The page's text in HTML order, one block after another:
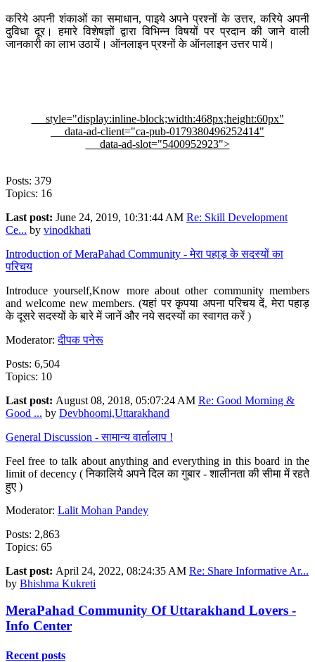
करिये अपनी शंकाओं का समाधान, पाइये अपने प्रश्नों के उत्तर, करिये अपनी
दुविधा दूर। हमारे विशेषज्ञों द्वारा विभिन्न विषयों पर प्रदान की जाने वाली
जानकारी का लाभ उठायें। ऑनलाइन प्रश्नों के ऑनलाइन उत्तर पायें।
style="display:inline-block;width:468px;height:60px"
data-ad-client="ca-pub-0179380496252414"
data-ad-slot="5400952923">
Posts: 379
Topics: 16
Last post: June 24, 2019, 10:31:44 AM Re: Skill Development
Ce... by vinodkhati
Introduction of MeraPahad Community - मेरा पहाड़ के सदस्यों का
परिचय
Introduce yourself,Know more about other community members
and welcome new members. (यहां पर कृपया अपना परिचय दें, मेरा पहाड़
के दूसरे सदस्यों के बारे में जानें और नये सदस्यों का स्वागत करें )
Moderator:दीपक पनेरू
Posts: 6,504
Topics: 10
Last post: August 08, 2018, 05:07:24 AM Re: Good Morning &
Good ... by Devbhoomi,Uttarakhand
General Discussion - सामान्य वार्तालाप !
Feel free to talk about anything and everything in this board in the
limit of decency ( निकालिये अपने दिल का गुबार - शालीनता की सीमा में रहते
हुए )
Moderator: Lalit Mohan Pandey
Posts: 2,863
Topics: 65
Last post: April 24, 2022, 08:24:35 AM Re: Share Informative Ar...
by Bhishma Kukreti
MeraPahad Community Of Uttarakhand Lovers -
Info Center
Recent posts